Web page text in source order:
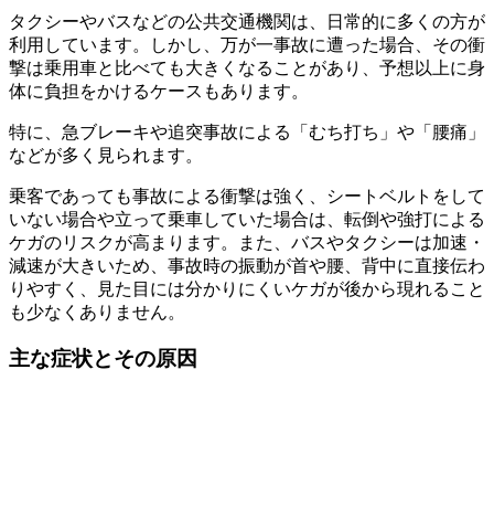
タクシーやバスなどの公共交通機関は、日常的に多くの方が
利用しています。しかし、万が一事故に遭った場合、その衝
撃は乗用車と比べても大きくなることがあり、予想以上に身
体に負担をかけるケースもあります。
特に、急ブレーキや追突事故による「むち打ち」や「腰痛」
などが多く見られます。
乗客であっても事故による衝撃は強く、シートベルトをして
いない場合や立って乗車していた場合は、転倒や強打による
ケガのリスクが高まります。また、バスやタクシーは加速・
減速が大きいため、事故時の振動が首や腰、背中に直接伝わ
りやすく、見た目には分かりにくいケガが後から現れること
も少なくありません。
主な症状とその原因